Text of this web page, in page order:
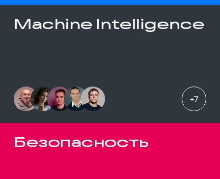
Machine Intelligence
+7
Безопасность